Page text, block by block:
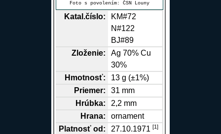
Foto s povolením: ČSN Louny
Katal.číslo:
KM#72
N#122
BJ#89
Zloženie:
Ag 70%Cu
30%
Hmotnosť:
13 g (±1%)
Priemer:
31 mm
Hrúbka:
2,2 mm
Hrana:
ornament
Platnosť od:
27.10.1971[1]